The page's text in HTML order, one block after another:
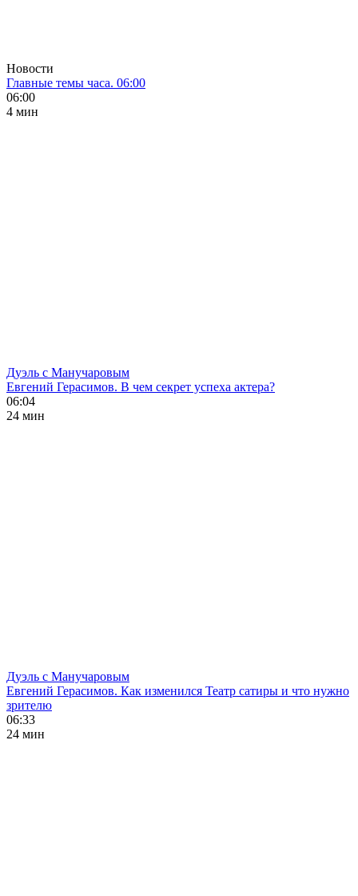
Новости
Главные темы часа. 06:00
06:00
4 мин
Дуэль с Манучаровым
Евгений Герасимов. В чем секрет успеха актера?
06:04
24 мин
Дуэль с Манучаровым
Евгений Герасимов. Как изменился Театр сатиры и что нужно
зрителю
06:33
24 мин